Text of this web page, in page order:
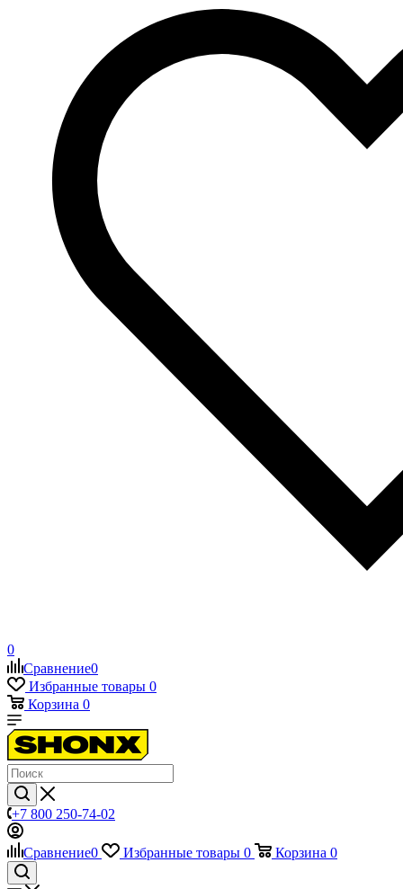
0
Сравнение0
Избранные товары 0
Корзина 0
+7 800 250-74-02
Сравнение0 Избранные товары 0 Корзина 0